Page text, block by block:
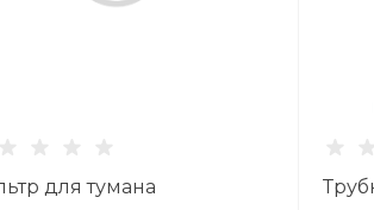
для тумана